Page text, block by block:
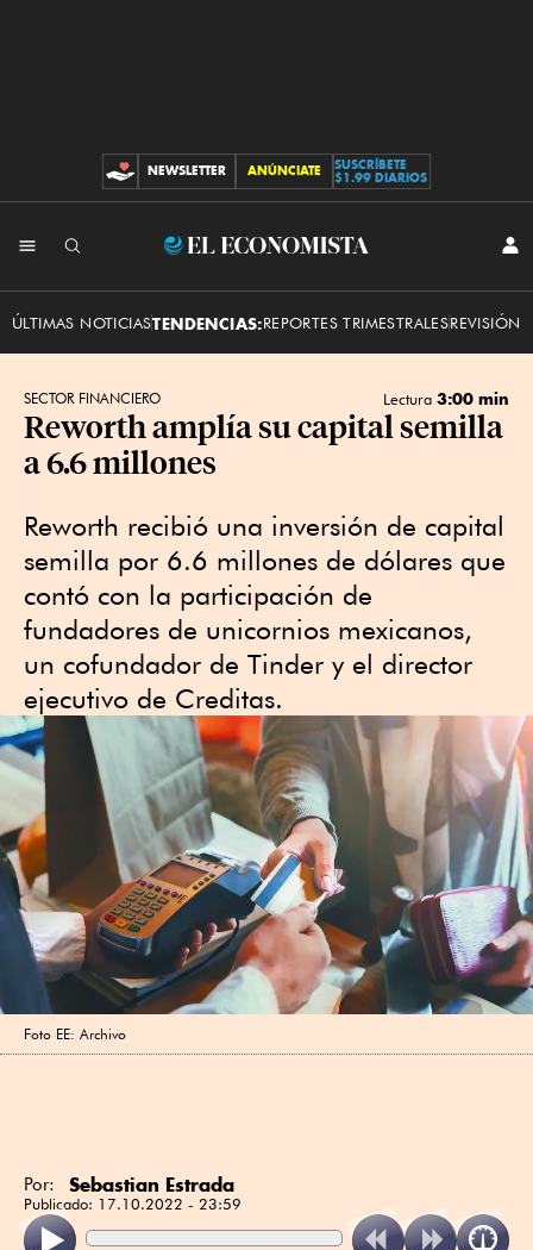
CONTRIBUCIONES
NEWSLETTER ANÚNCIATE
SUSCRÍBETE
$1.99 DIARIOS
El
ÚLTIMAS NOTICIASTENDENCIAS:REPORTES TRIMESTRALESREVISIÓN
SECTOR FINANCIERO Lectura 3:00 min
Reworth amplía su capital semilla
a 6.6 millones
Reworth recibió una inversión de capital
semilla por 6.6 millones de dólares que
contó con la participación de
fundadores de unicornios mexicanos,
un cofundador de Tinder y el director
ejecutivo de Creditas.
Foto EE: Archivo
Por: Sebastian Estrada
Publicado: 17.10.2022 - 23:59